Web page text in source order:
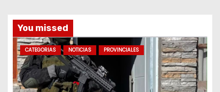
s
You missed
CATEGORIAS NOTICIAS PROVINCIALES